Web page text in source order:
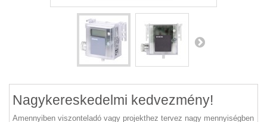
Nagykereskedelmi kedvezmény!
Amennyiben viszonteladó vagy projekthez tervez nagy mennyiségben